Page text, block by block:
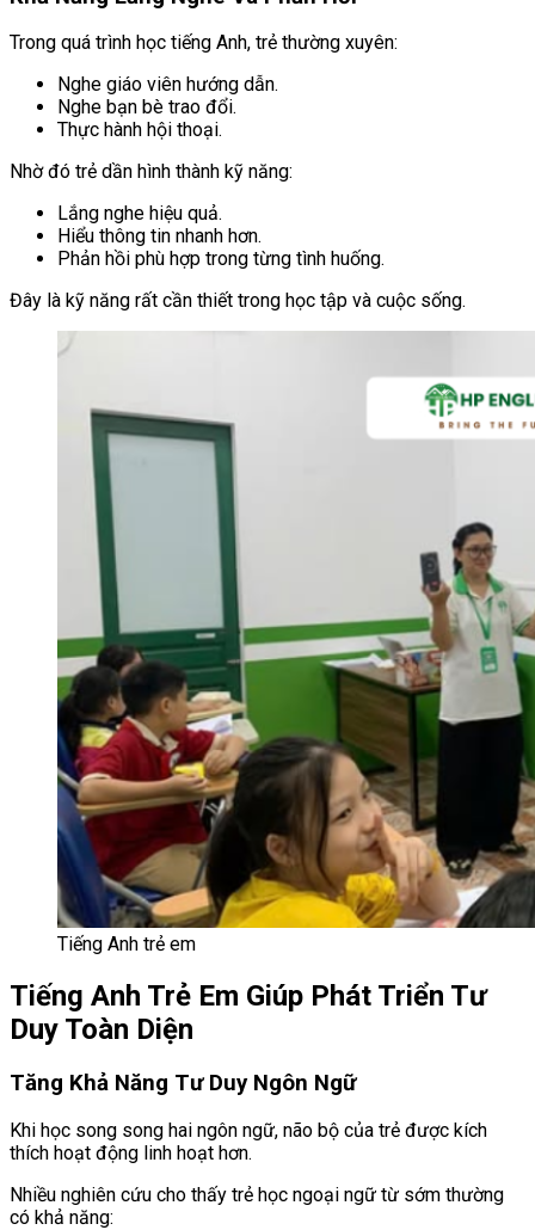
Trong quá trình học tiếng Anh, trẻ thường xuyên:
Nghe giáo viên hướng dẫn.
Nghe bạn bè trao đổi.
Thực hành hội thoại.
Nhờ đó trẻ dần hình thành kỹ năng:
Lắng nghe hiệu quả.
Hiểu thông tin nhanh hơn.
Phản hồi phù hợp trong từng tình huống.
Đây là kỹ năng rất cần thiết trong học tập và cuộc sống.
Tiếng Anh trẻ em
Tiếng Anh Trẻ Em Giúp Phát Triển Tư
Duy Toàn Diện
Tăng Khả Năng Tư Duy Ngôn Ngữ
Khi học song song hai ngôn ngữ, não bộ của trẻ được kích
thích hoạt động linh hoạt hơn.
Nhiều nghiên cứu cho thấy trẻ học ngoại ngữ từ sớm thường
có khả năng: